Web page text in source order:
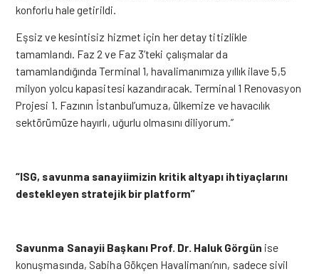
konforlu hale getirildi.
Eşsiz ve kesintisiz hizmet için her detay titizlikle
tamamlandı. Faz 2 ve Faz 3’teki çalışmalar da
tamamlandığında Terminal 1, havalimanımıza yıllık ilave 5,5
milyon yolcu kapasitesi kazandıracak. Terminal 1 Renovasyon
Projesi 1. Fazının İstanbul’umuza, ülkemize ve havacılık
sektörümüze hayırlı, uğurlu olmasını diliyorum.”
“ISG, savunma sanayiimizin kritik altyapı ihtiyaçlarını
destekleyen stratejik bir platform”
Savunma Sanayii Başkanı Prof. Dr. Haluk Görgün ise
konuşmasında, Sabiha Gökçen Havalimanı’nın, sadece sivil